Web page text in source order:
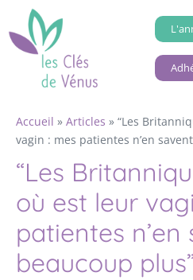
Accueil » Articles » “Les
vagin : mes patientes n’en
“Les
où est leur
patientes
beaucoup